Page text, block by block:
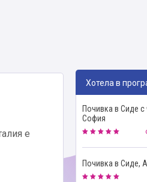
е
Хотела в
Почивка в Сиде с
София
Почивка в Сиде,